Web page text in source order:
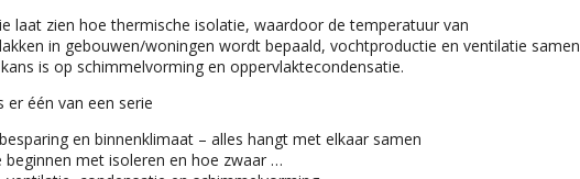
laat zien hoe thermische isolatie, waardoor de temperatuur van
in gebouwen/woningen wordt bepaald, vochtproductie en ventilatie samen
is op schimmelvorming en oppervlaktecondensatie.
er één van een serie
en binnenklimaat – alles hangt met elkaar samen
beginnen met isoleren en hoe zwaar …